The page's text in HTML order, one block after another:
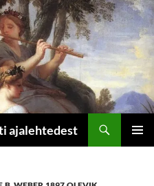
ajalehtedest